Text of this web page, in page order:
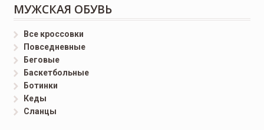
МУЖСКАЯ ОБУВЬ
Все кроссовки
Повседневные
Беговые
Баскетбольные
Ботинки
Кеды
Сланцы